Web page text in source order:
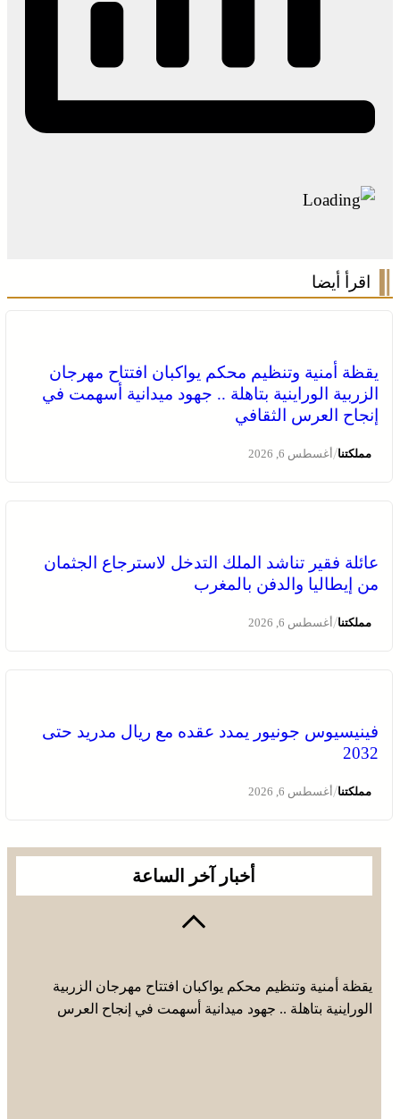
اقرأ أيضا
يقظة أمنية وتنظيم محكم يواكبان افتتاح مهرجان
الزربية الوراينية بتاهلة .. جهود ميدانية أسهمت في
إنجاح العرس الثقافي
مملكتنا/أغسطس 6, 2026
عائلة فقير تناشد الملك التدخل لاسترجاع الجثمان
من إيطاليا والدفن بالمغرب
مملكتنا/أغسطس 6, 2026
فينيسيوس جونيور يمدد عقده مع ريال مدريد حتى
2032
مملكتنا/أغسطس 6, 2026
أخبار آخر الساعة
يقظة أمنية وتنظيم محكم يواكبان افتتاح مهرجان الزربية
الوراينية بتاهلة .. جهود ميدانية أسهمت في إنجاح العرس